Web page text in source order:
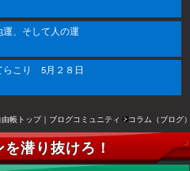
運、そして人の運
らこり 5月２８日
帳トップ｜ブログコミュニティ コラム（ブログ
潜り抜けろ！